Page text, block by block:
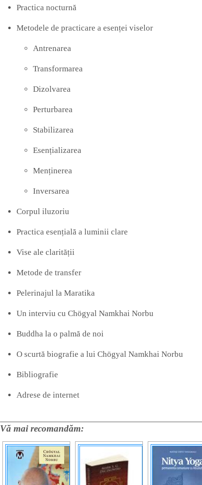
Practica nocturnă
Metodele de practicare a esenței viselor
Antrenarea
Transformarea
Dizolvarea
Perturbarea
Stabilizarea
Esențializarea
Menținerea
Inversarea
Corpul iluzoriu
Practica esențială a luminii clare
Vise ale clarității
Metode de transfer
Pelerinajul la Maratika
Un interviu cu Chögyal Namkhai Norbu
Buddha la o palmă de noi
O scurtă biografie a lui Chögyal Namkhai Norbu
Bibliografie
Adrese de internet
Vă mai recomandăm: